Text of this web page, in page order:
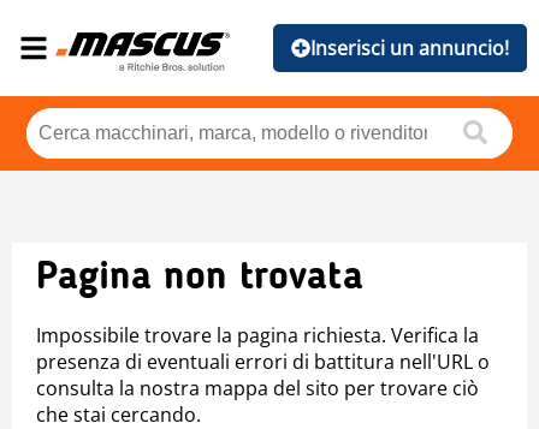
Inserisci un annuncio!
Pagina non trovata
Impossibile trovare la pagina richiesta. Verifica la
presenza di eventuali errori di battitura nell'URL o
consulta la nostra mappa del sito per trovare ciò
che stai cercando.